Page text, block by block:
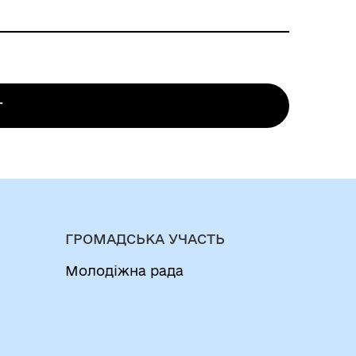
або через електронний кабінет
послуг або заповнюється
послуг.Заява про зміну даних
file/text/72/f351247n635.docОрган
ГРОМАДСЬКА УЧАСТЬ
Молодіжна рада